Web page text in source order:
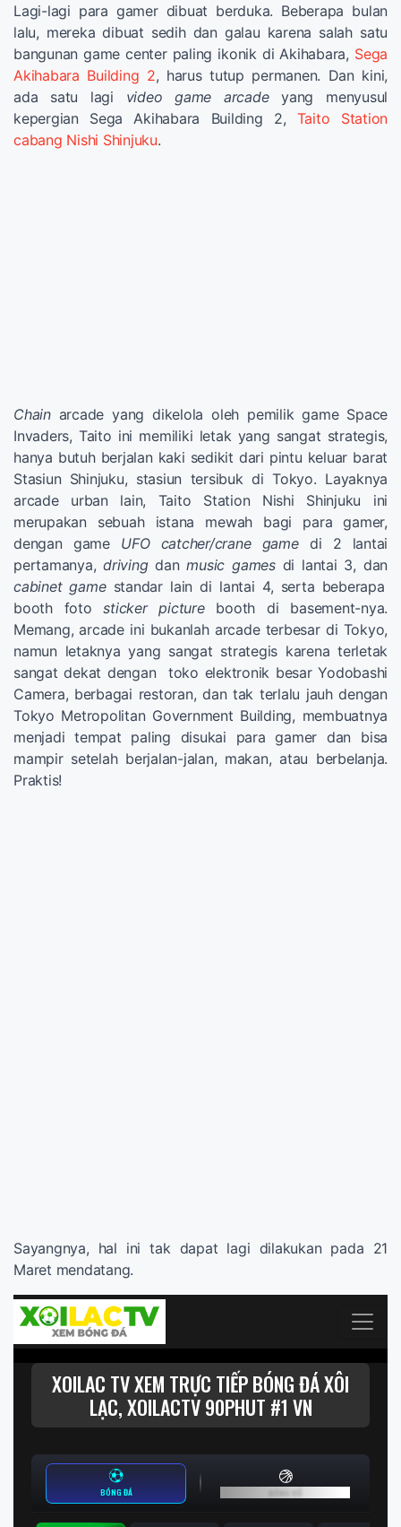
Lagi-lagi para gamer dibuat berduka. Beberapa bulan
lalu, mereka dibuat sedih dan galau karena salah satu
bangunan game center paling ikonik di Akihabara, Sega
Akihabara Building 2, harus tutup permanen. Dan kini,
ada satu lagi video game arcadeyang menyusul
kepergian Sega Akihabara Building 2, Taito Station
cabang Nishi Shinjuku.
Chainarcade yang dikelola oleh pemilik game Space
Invaders, Taito ini memiliki letak yang sangat strategis,
hanya butuh berjalan kaki sedikit dari pintu keluar barat
Stasiun Shinjuku, stasiun tersibuk di Tokyo. Layaknya
arcade urban lain, Taito Station Nishi Shinjuku ini
merupakan sebuah istana mewah bagi para gamer,
dengan game UFO catcher/crane gamedi 2 lantai
pertamanya,drivingdanmusic gamesdi lantai 3, dan
cabinet gamestandar lain di lantai 4, serta beberapa
booth fotosticker picturebooth di basement-nya.
Memang, arcade ini bukanlah arcade terbesar di Tokyo,
namun letaknya yang sangat strategis karena terletak
sangat dekat dengan toko elektronik besar Yodobashi
Camera, berbagai restoran, dan tak terlalu jauh dengan
Tokyo Metropolitan Government Building, membuatnya
menjadi tempat paling disukai para gamer dan bisa
mampir setelah berjalan-jalan, makan, atau berbelanja.
Praktis!
Sayangnya, hal ini tak dapat lagi dilakukan pada 21
Maret mendatang.